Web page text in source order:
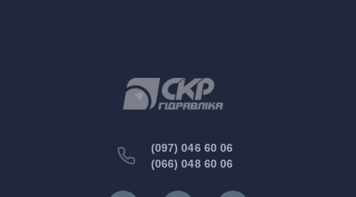
(097) 046 60 06
(066) 048 60 06